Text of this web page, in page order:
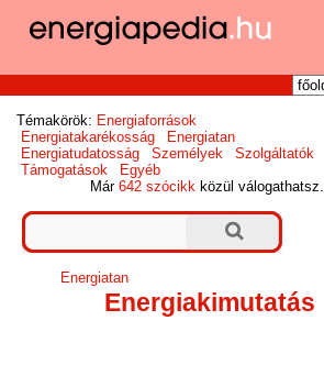
Témakörök: Energiaforrások
Energiatakarékosság
Energiatan
Energiatudatosság
Személyek
Szolgáltatók
Támogatások
Egyéb
Már642 szócikk közül válogathatsz.
Energiatan
Energiakimutatás